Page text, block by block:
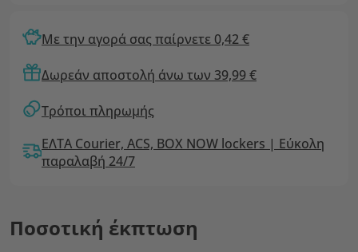
Με την αγορά σας παίρνετε 0,42 €
Δωρεάν αποστολή άνω των 39,99 €
Τρόποι πληρωμής
ΕΛΤΑ Courier, ACS, BOX NOW lockers | Εύκολη
παραλαβή 24/7
Ποσοτική έκπτωση